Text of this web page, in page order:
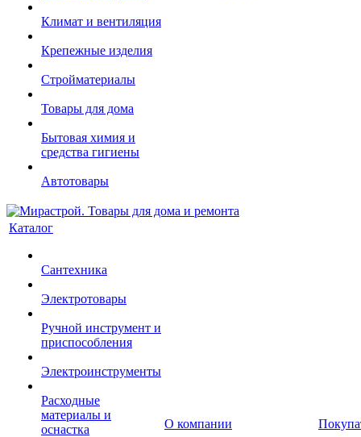
Климат и вентиляция
Крепежные изделия
Стройматериалы
Товары для дома
Бытовая химия и
средства гигиены
Автотовары
Каталог
Сантехника
Электротовары
Ручной инструмент и
приспособления
Электроинструменты
Расходные
материалы и
оснастка
О компании